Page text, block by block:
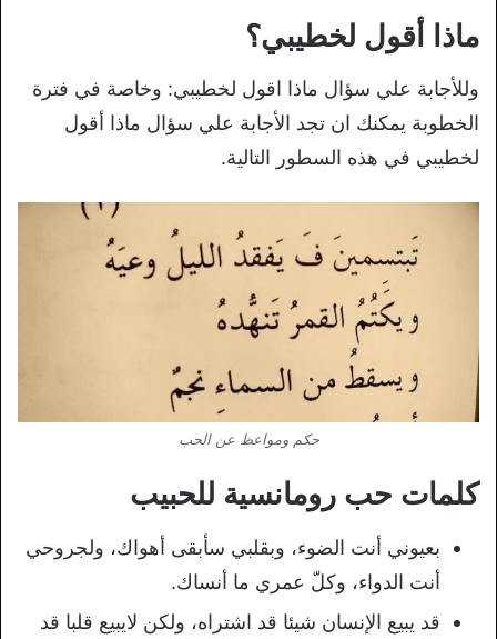
ماذا أقول لخطيبي؟
وللأجابة علي سؤال ماذا اقول لخطيبي: وخاصة في فترة
الخطوبة يمكنك ان تجد الأجابة علي سؤال ماذا أقول
لخطيبي في هذه السطور التالية.
حكم ومواعظ عن الحب
كلمات حب رومانسية للحبيب
بعيوني أنت الضوء، وبقلبي سأبقى أهواك، ولجروحي
أنت الدواء، وكلّ عمري ما أنساك.
قد يبيع الإنسان شيئا قد اشتراه، ولكن لايبيع قلبا قد